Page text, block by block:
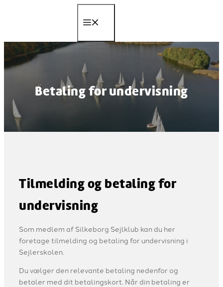
Betaling for undervisning
Tilmelding og betaling for
undervisning
Som medlem af Silkeborg Sejlklub kan du her
foretage tilmelding og betaling for undervisning i
Sejlerskolen.
Du vælger den relevante betaling nedenfor og
betaler med dit betalingskort. Når din betaling er